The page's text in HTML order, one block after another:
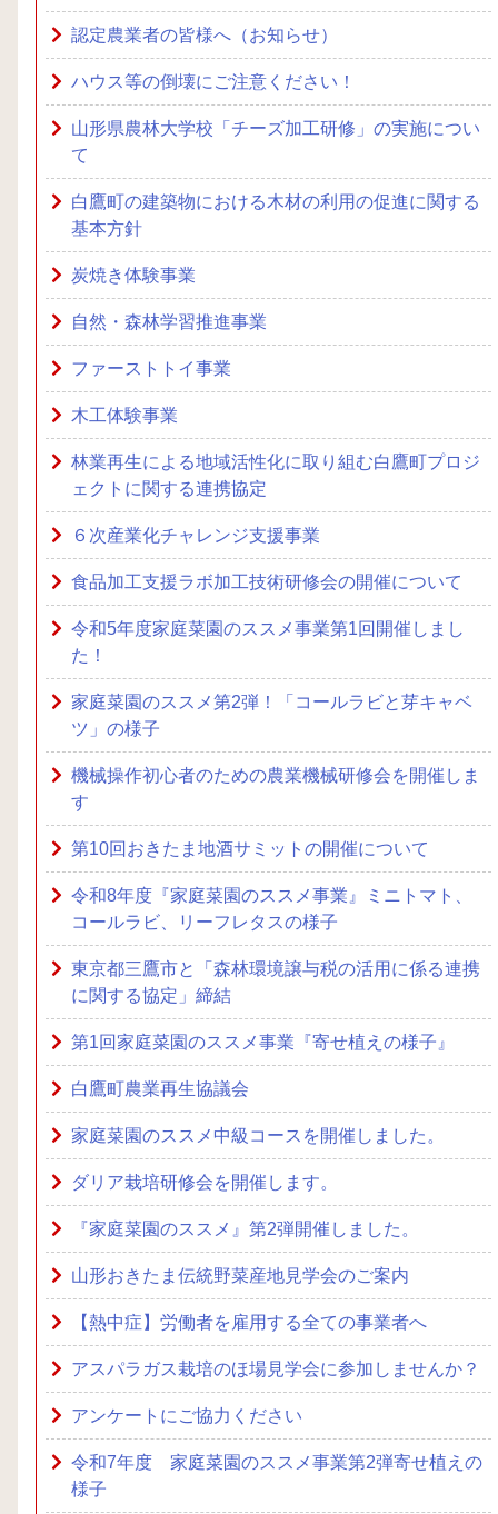
認定農業者の皆様へ（お知らせ）
ハウス等の倒壊にご注意ください！
山形県農林大学校「チーズ加工研修」の実施につい
て
白鷹町の建築物における木材の利用の促進に関する
基本方針
炭焼き体験事業
自然・森林学習推進事業
ファーストトイ事業
木工体験事業
林業再生による地域活性化に取り組む白鷹町プロジ
ェクトに関する連携協定
６次産業化チャレンジ支援事業
食品加工支援ラボ加工技術研修会の開催について
令和5年度家庭菜園のススメ事業第1回開催しまし
た！
家庭菜園のススメ第2弾！「コールラビと芽キャベ
ツ」の様子
機械操作初心者のための農業機械研修会を開催しま
す
第10回おきたま地酒サミットの開催について
令和8年度『家庭菜園のススメ事業』ミニトマト、
コールラビ、リーフレタスの様子
東京都三鷹市と「森林環境譲与税の活用に係る連携
に関する協定」締結
第1回家庭菜園のススメ事業『寄せ植えの様子』
白鷹町農業再生協議会
家庭菜園のススメ中級コースを開催しました。
ダリア栽培研修会を開催します。
『家庭菜園のススメ』第2弾開催しました。
山形おきたま伝統野菜産地見学会のご案内
【熱中症】労働者を雇用する全ての事業者へ
アスパラガス栽培のほ場見学会に参加しませんか？
アンケートにご協力ください
令和7年度 家庭菜園のススメ事業第2弾寄せ植えの
様子